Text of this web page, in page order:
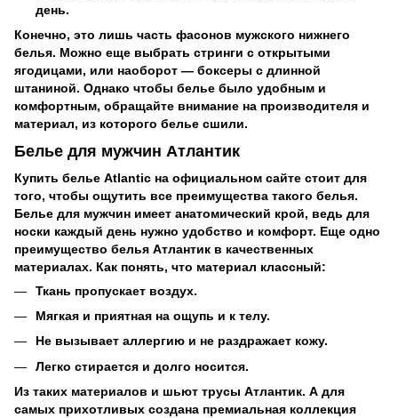
день.
Конечно, это лишь часть фасонов мужского нижнего
белья. Можно еще выбрать стринги с открытыми
ягодицами, или наоборот — боксеры с длинной
штаниной. Однако чтобы белье было удобным и
комфортным, обращайте внимание на производителя и
материал, из которого белье сшили.
Белье для мужчин Атлантик
Купить белье Atlantic на официальном сайте стоит для
того, чтобы ощутить все преимущества такого белья.
Белье для мужчин имеет анатомический крой, ведь для
носки каждый день нужно удобство и комфорт. Еще одно
преимущество белья Атлантик в качественных
материалах. Как понять, что материал классный:
Ткань пропускает воздух.
Мягкая и приятная на ощупь и к телу.
Не вызывает аллергию и не раздражает кожу.
Легко стирается и долго носится.
Из таких материалов и шьют трусы Атлантик. А для
самых прихотливых создана премиальная коллекция